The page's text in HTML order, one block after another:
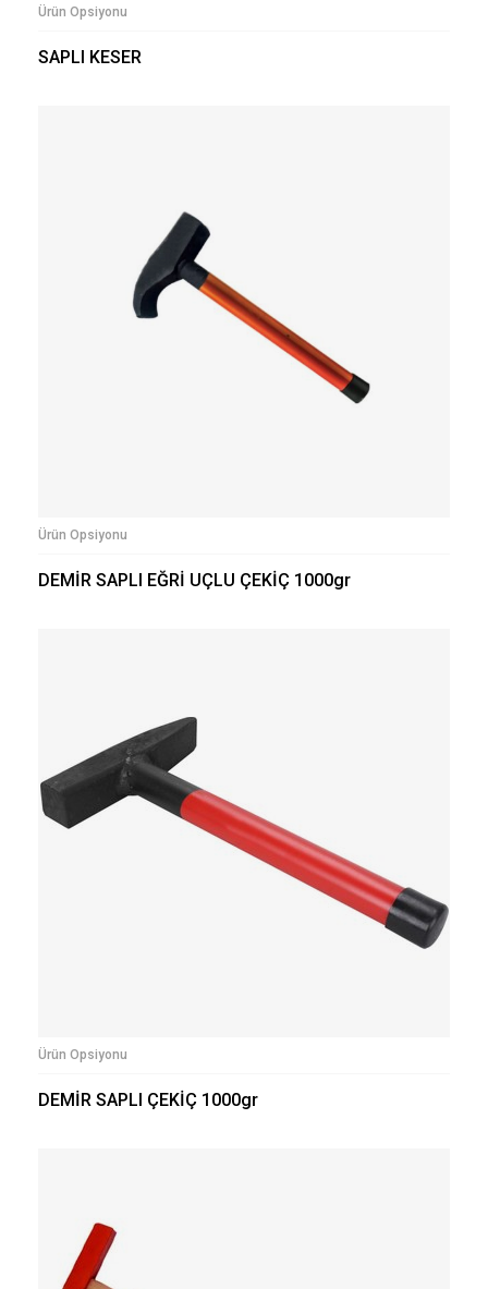
Ürün Opsiyonu
SAPLI KESER
Ürün Opsiyonu
DEMİR SAPLI EĞRİ UÇLU ÇEKİÇ 1000gr
Ürün Opsiyonu
DEMİR SAPLI ÇEKİÇ 1000gr